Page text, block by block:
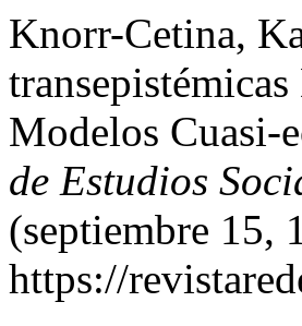
Knorr-Cetina,
Modelos Cuasi-
de Estudios
(septiembre 15,
https://